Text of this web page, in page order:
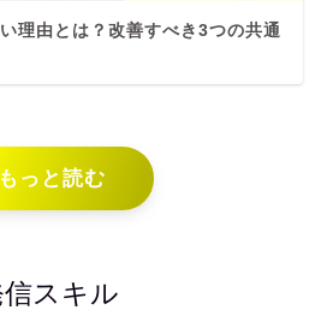
理由とは？改善すべき3つの共通
もっと読む
スキル